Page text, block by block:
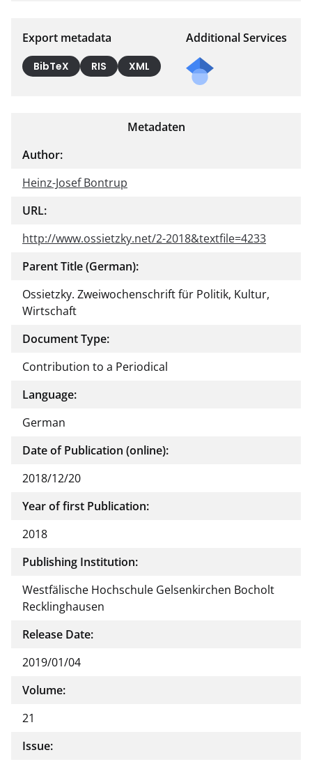
Export metadata
BibTeX RIS XML
Additional Services
Metadaten
Author:
Heinz-Josef Bontrup
URL:
http://www.ossietzky.net/2-2018&textfile=4233
Parent Title (German):
Ossietzky. Zweiwochenschrift für Politik, Kultur,
Wirtschaft
Document Type:
Contribution to a Periodical
Language:
German
Date of Publication (online):
2018/12/20
Year of first Publication:
2018
Publishing Institution:
Westfälische Hochschule Gelsenkirchen Bocholt
Recklinghausen
Release Date:
2019/01/04
Volume:
21
Issue: